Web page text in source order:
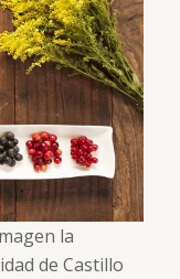
la
de Castillo